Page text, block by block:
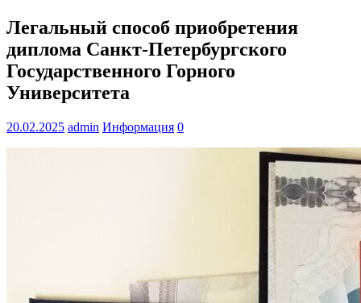
Легальный способ приобретения
диплома Санкт-Петербургского
Государственного Горного
Университета
20.02.2025 admin Информация 0